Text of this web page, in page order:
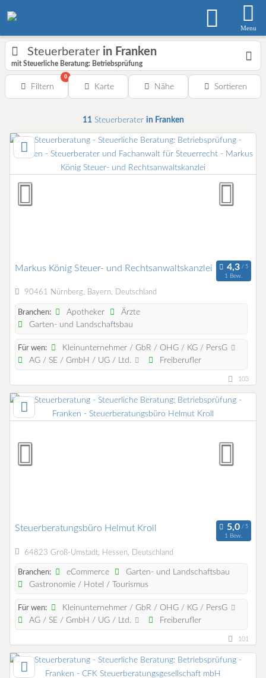
Menu
Steuerberater in Franken
mit Steuerliche Beratung: Betriebsprüfung
Filtern
0
Karte Nähe Sortieren
11Steuerberater in Franken
Markus König Steuer- und Rechtsanwaltskanzlei
1 Bew.
90461 Nürnberg, Bayern, Deutschland
Branchen: Apotheker
Ärzte
Garten- und Landschaftsbau
Für wen:
Kleinunternehmer / GbR / OHG / KG / PersG
AG / SE / GmbH / UG / Ltd.
Freiberufler
103
Steuerberatungsbüro Helmut Kroll
1 Bew.
64823 Groß-Umstadt, Hessen, Deutschland
Branchen: eCommerce
Garten- und Landschaftsbau
Gastronomie / Hotel / Tourismus
Für wen:
Kleinunternehmer / GbR / OHG / KG / PersG
AG / SE / GmbH / UG / Ltd.
Freiberufler
101